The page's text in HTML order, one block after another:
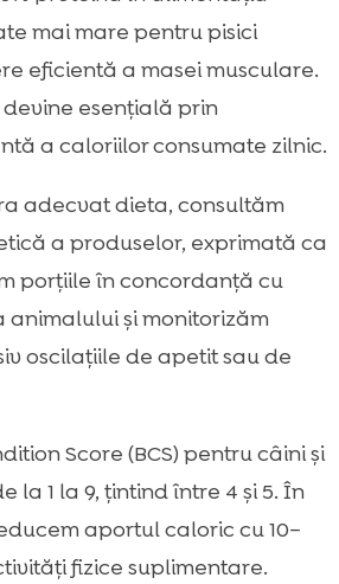
mai mare pentru pisici
eficientă a masei musculare.
esențială prin
a caloriilor consumate zilnic.
adecvat dieta, consultăm
a produselor, exprimată ca
porțiile în concordanță cu
și monitorizăm
oscilațiile de apetit sau de
Score (BCS) pentru câini și
la 1 la 9, țintind între 4 și 5. În
aportul caloric cu 10–
fizice suplimentare.